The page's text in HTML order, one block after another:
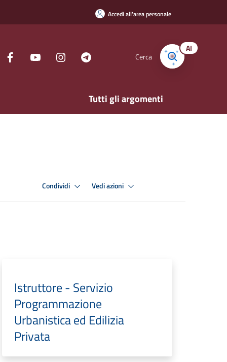
Accedi all'area personale
Cerca
AI
Tutti gli argomenti
Condividi Vedi azioni
Istruttore - Servizio
Programmazione
Urbanistica ed Edilizia
Privata